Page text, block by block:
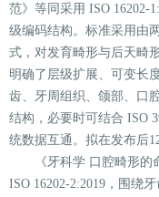
范》等同采用 ISO 16202-
级编码结构。标准采用由
式，对发育畸形与后天畸
明确了层级扩展、可变长
齿、牙周组织、颌部、口
结构，必要时可结合 ISO
统数据互通。拟在发布后
《牙科学 口腔畸形的命
ISO 16202-2:2019，围绕